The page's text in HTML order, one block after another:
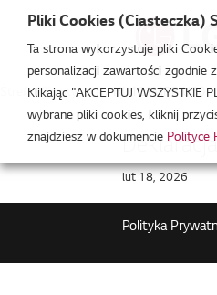
Strefa Klimatyzacji /HU121MRB.U30
lut 18, 2026
Polityka
Pliki Cookies (Ciasteczka)
Ta strona wykorzystuje pliki
personalizacji zawartości zgodnie
Klikając "AKCEPTUJ WSZYSTKIE
wybrane pliki cookies, kliknij
znajdziesz w dokumencie Polityce